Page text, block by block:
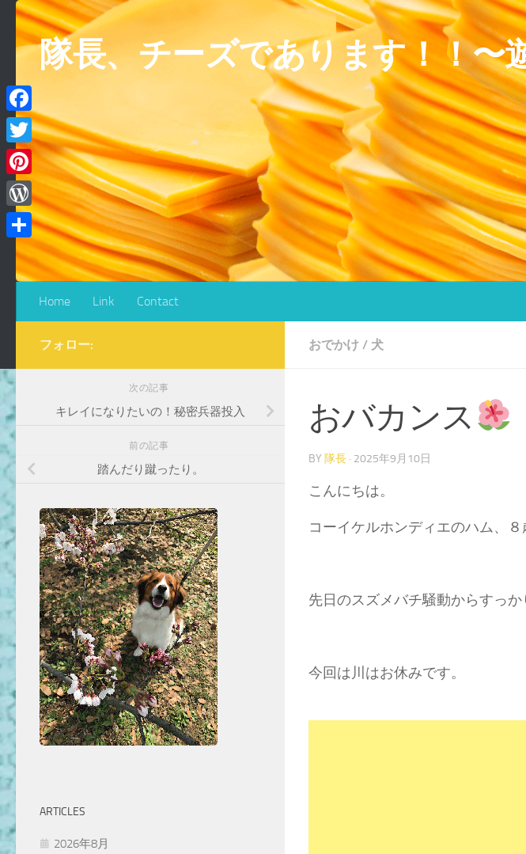
コンテンツへスキップ
隊長、チーズであります！！〜
Home Link Contact
おでかけ / 犬
おバカンス
BY 隊長 · 2025年9月10日
こんにちは。
コーイケルホンディエのハム、８
先日のスズメバチ騒動からすっ
今回は川はお休みです。
フォロー:
次の記事
キレイになりたいの！秘密兵器投入
前の記事
踏んだり蹴ったり。
ARTICLES
2026年8月
Facebook
Twitter
Pinterest
WordPress
共
有